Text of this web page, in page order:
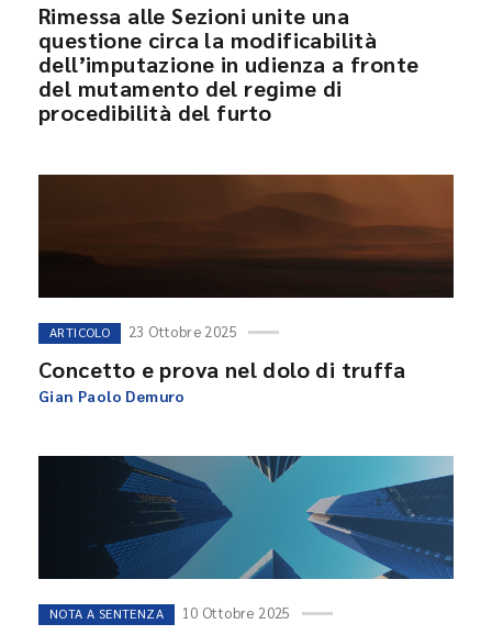
Rimessa alle Sezioni unite una
questione circa la modificabilità
dell’imputazione in udienza a fronte
del mutamento del regime di
procedibilità del furto
ARTICOLO 23 Ottobre 2025
Concetto e prova nel dolo di truffa
Gian Paolo Demuro
NOTA A SENTENZA 10 Ottobre 2025